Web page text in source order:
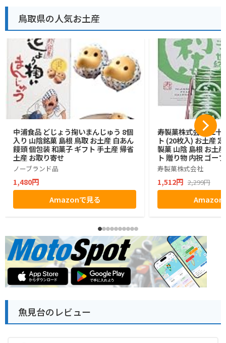
鳥取県の人気お土産
中浦食品 どじょう掬いまんじゅう 8個
入り 山陰銘菓 島根 鳥取 お土産 白あん
饅頭 個包装 和菓子 ギフト 手土産 帰省
土産 お取り寄せ
ノーブランド品
1,480円
Amazonで見る
寿製菓株式会社 二十
ト (20枚入) お土産
製菓 山陰 島根 お土
ト 贈り物 内祝 ゴー
寿製菓株式会社
1,512円 2,299円
Amazon
魚見台のレビュー